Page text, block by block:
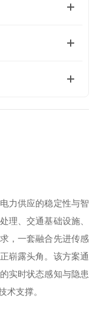
力供应的稳定性与智
理、交通基础设施、
，一套融合先进传感
崭露头角。该方案通
实时状态感知与隐患
术支撑。